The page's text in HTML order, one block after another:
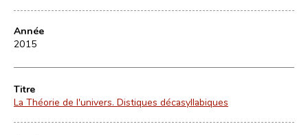
Année
2015
Titre
La Théorie de l'univers. Distiques décasyllabiques